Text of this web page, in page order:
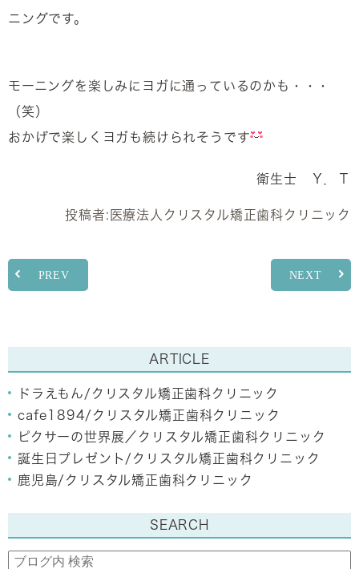
ニングです。
モーニングを楽しみにヨガに通っているのかも・・・
（笑）
おかげで楽しくヨガも続けられそうです
衛生士 Ｙ．Ｔ
投稿者: 医療法人クリスタル矯正歯科クリニック
PREV NEXT
ARTICLE
ドラえもん/クリスタル矯正歯科クリニック
cafe1894/クリスタル矯正歯科クリニック
ピクサーの世界展／クリスタル矯正歯科クリニック
誕生日プレゼント/クリスタル矯正歯科クリニック
鹿児島/クリスタル矯正歯科クリニック
SEARCH